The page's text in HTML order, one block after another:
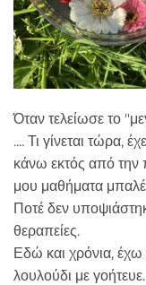
Όταν τελείωσε το
.... Τι γίνεται τώρα,
κάνω εκτός από την
μου μαθήματα
Ποτέ δεν
θεραπείες.
Εδώ και χρόνια,
λουλούδι με γοήτευε.